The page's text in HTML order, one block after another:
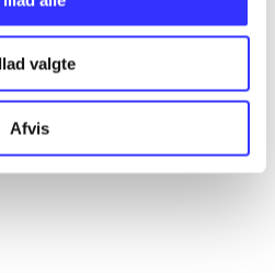
valgte
Afvis